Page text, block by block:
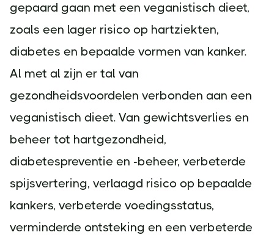
gepaard gaan met een veganistisch dieet,
zoals een lager risico op hartziekten,
diabetes en bepaalde vormen van kanker.
Al met al zijn er tal van
gezondheidsvoordelen verbonden aan een
veganistisch dieet. Van gewichtsverlies en
beheer tot hartgezondheid,
diabetespreventie en -beheer, verbeterde
spijsvertering, verlaagd risico op bepaalde
kankers, verbeterde voedingsstatus,
verminderde ontsteking en een verbeterde